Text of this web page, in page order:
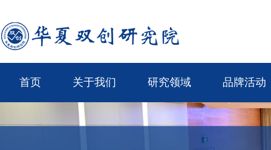
首页 关于我们 研究领域 品牌活动